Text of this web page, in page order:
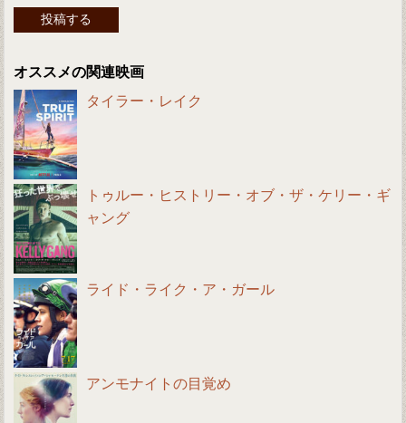
オススメの関連映画
タイラー・レイク
トゥルー・ヒストリー・オブ・ザ・ケリー・ギ
ャング
ライド・ライク・ア・ガール
アンモナイトの目覚め